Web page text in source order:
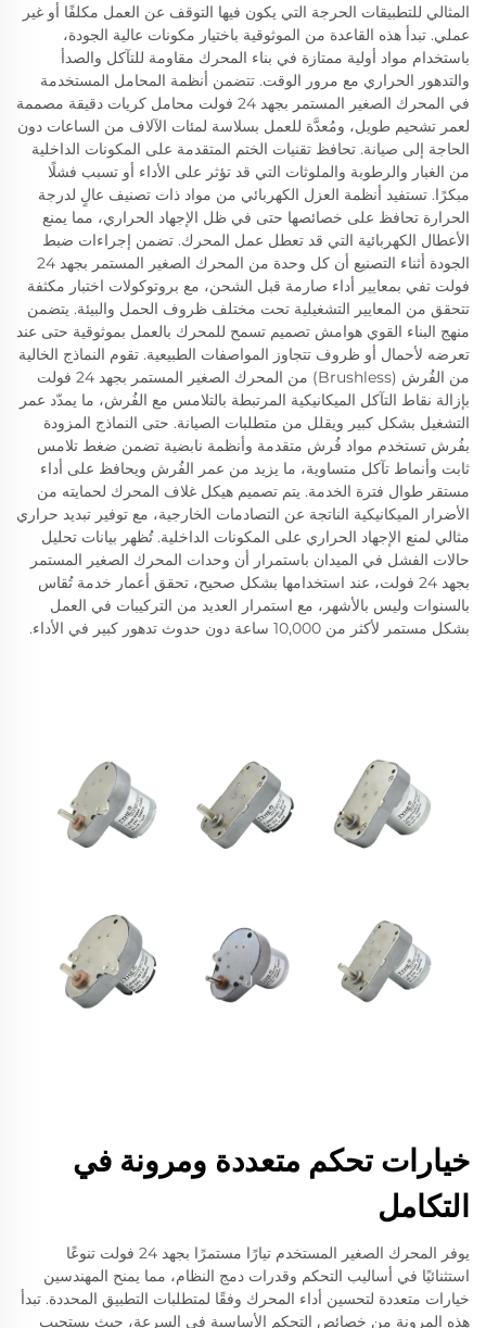
المثالي للتطبيقات الحرجة التي يكون فيها التوقف عن العمل مكلفًا أو غير
عملي. تبدأ هذه القاعدة من الموثوقية باختيار مكونات عالية الجودة،
باستخدام مواد أولية ممتازة في بناء المحرك مقاومة للتآكل والصدأ
والتدهور الحراري مع مرور الوقت. تتضمن أنظمة المحامل المستخدمة
في المحرك الصغير المستمر بجهد 24 فولت محامل كريات دقيقة مصممة
لعمر تشحيم طويل، ومُعدَّة للعمل بسلاسة لمئات الآلاف من الساعات دون
الحاجة إلى صيانة. تحافظ تقنيات الختم المتقدمة على المكونات الداخلية
من الغبار والرطوبة والملوثات التي قد تؤثر على الأداء أو تسبب فشلًا
مبكرًا. تستفيد أنظمة العزل الكهربائي من مواد ذات تصنيف عالٍ لدرجة
الحرارة تحافظ على خصائصها حتى في ظل الإجهاد الحراري، مما يمنع
الأعطال الكهربائية التي قد تعطل عمل المحرك. تضمن إجراءات ضبط
الجودة أثناء التصنيع أن كل وحدة من المحرك الصغير المستمر بجهد 24
فولت تفي بمعايير أداء صارمة قبل الشحن، مع بروتوكولات اختبار مكثفة
تتحقق من المعايير التشغيلية تحت مختلف ظروف الحمل والبيئة. يتضمن
منهج البناء القوي هوامش تصميم تسمح للمحرك بالعمل بموثوقية حتى عند
تعرضه لأحمال أو ظروف تتجاوز المواصفات الطبيعية. تقوم النماذج الخالية
من الفُرش (Brushless) من المحرك الصغير المستمر بجهد 24 فولت
بإزالة نقاط التآكل الميكانيكية المرتبطة بالتلامس مع الفُرش، ما يمدّد عمر
التشغيل بشكل كبير ويقلل من متطلبات الصيانة. حتى النماذج المزودة
بفُرش تستخدم مواد فُرش متقدمة وأنظمة نابضية تضمن ضغط تلامس
ثابت وأنماط تآكل متساوية، ما يزيد من عمر الفُرش ويحافظ على أداء
مستقر طوال فترة الخدمة. يتم تصميم هيكل غلاف المحرك لحمايته من
الأضرار الميكانيكية الناتجة عن التصادمات الخارجية، مع توفير تبديد حراري
مثالي لمنع الإجهاد الحراري على المكونات الداخلية. تُظهر بيانات تحليل
حالات الفشل في الميدان باستمرار أن وحدات المحرك الصغير المستمر
بجهد 24 فولت، عند استخدامها بشكل صحيح، تحقق أعمار خدمة تُقاس
بالسنوات وليس بالأشهر، مع استمرار العديد من التركيبات في العمل
بشكل مستمر لأكثر من 10,000 ساعة دون حدوث تدهور كبير في الأداء.
خيارات تحكم متعددة ومرونة في
التكامل
يوفر المحرك الصغير المستخدم تيارًا مستمرًا بجهد 24 فولت تنوعًا
استثنائيًا في أساليب التحكم وقدرات دمج النظام، مما يمنح المهندسين
خيارات متعددة لتحسين أداء المحرك وفقًا لمتطلبات التطبيق المحددة. تبدأ
هذه المرونة من خصائص التحكم الأساسية في السرعة، حيث يستجيب